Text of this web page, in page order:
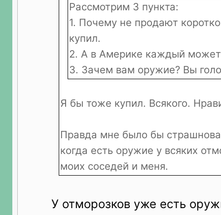
Рассмотрим 3 пункта:
1. Почему не продают
купил.
2. А в Америке каждый может
3. Зачем вам оружие? Вы
Я бы тоже купил. Всякого.
Правда мне было бы
когда есть оружие у всяких
моих соседей и меня.
У отморозков уже есть